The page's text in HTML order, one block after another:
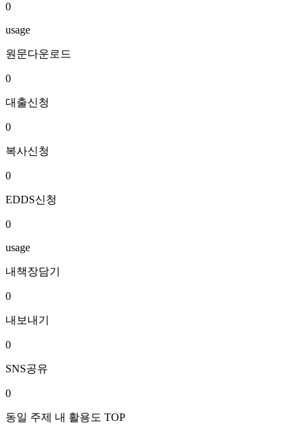
0
usage
원문다운로드
0
대출신청
0
복사신청
0
EDDS신청
0
usage
내책장담기
0
내보내기
0
SNS공유
0
동일 주제 내 활용도 TOP